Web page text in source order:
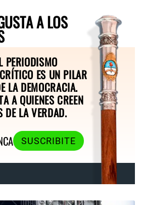
A LOS
PERIODISMO
ES UN PILAR
LA DEMOCRACIA.
A QUIENES CREEN
DE LA VERDAD.
SUSCRIBITE